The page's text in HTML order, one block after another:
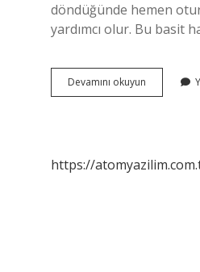
döndüğünde hemen
yardımcı olur. Bu basit
Devamını okuyun
Dönmesi
https://